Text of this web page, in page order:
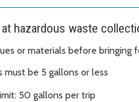
hazardous waste
or materials before
must be 5 gallons or less
50 gallons per trip